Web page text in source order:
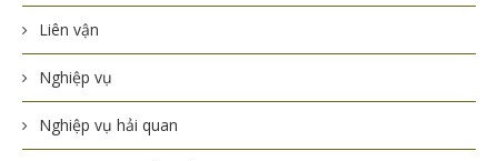
Liên vận
Nghiệp vụ
Nghiệp vụ hải quan